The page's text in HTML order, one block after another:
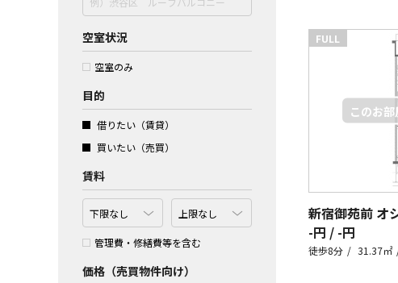
空室状況
空室のみ
目的
借りたい（賃貸）
買いたい（売買）
賃料
管理費・修繕費等を含む
価格（売買物件向け）
FULL
-円 / -円
徒歩8分 31.37㎡